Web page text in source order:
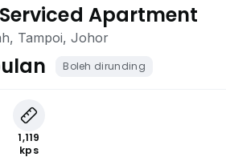
Apartment
Tampoi, Johor
Boleh dirunding
1,119
kps